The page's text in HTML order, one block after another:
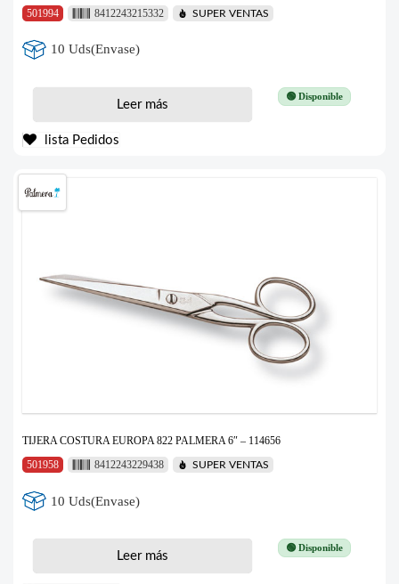
501994
8412243215332 SUPER VENTAS
10 Uds(Envase)
🟢 Disponible
Leer más
lista Pedidos
TIJERA COSTURA EUROPA 822 PALMERA 6″ – 114656
501958
8412243229438 SUPER VENTAS
10 Uds(Envase)
🟢 Disponible
Leer más